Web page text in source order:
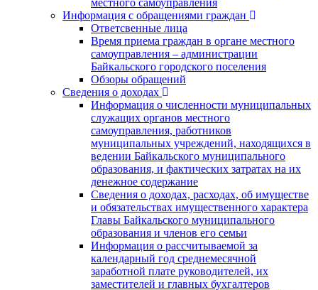
Информация с обращениями граждан
Ответсвенные лица
Время приема граждан в органе местного
самоуправления – администрации
Байкальского городского поселения
Обзоры обращений
Сведения о доходах
Информация о численности муниципальных
служащих органов местного
самоуправления, работников
муниципальных учреждений, находящихся в
ведении Байкальского муниципального
образования, и фактических затратах на их
денежное содержание
Сведения о доходах, расходах, об имуществе
и обязательствах имущественного характера
Главы Байкальского муниципального
образования и членов его семьи
Информация о рассчитываемой за
календарный год среднемесячной
заработной плате руководителей, их
заместителей и главных бухгалтеров